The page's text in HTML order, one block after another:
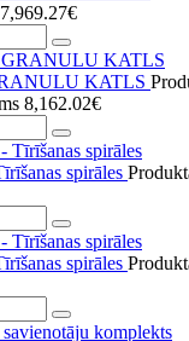
7,969.27€
KATLS
8,162.02€
spirāles
spirāles